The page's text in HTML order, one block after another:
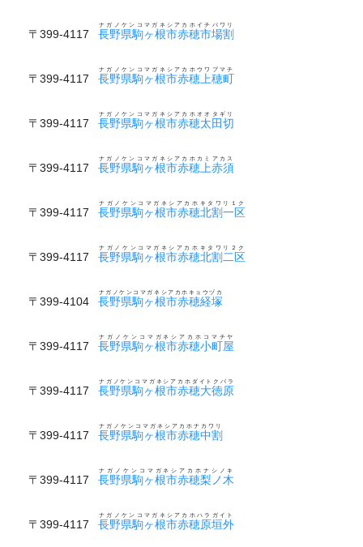
〒399-4117 長野県駒ヶ根市赤穂市場割
ナガノケンコマガネシアカホイチバワリ
〒399-4117 長野県駒ヶ根市赤穂上穂町
ナガノケンコマガネシアカホウワブマチ
〒399-4117 長野県駒ヶ根市赤穂太田切
ナガノケンコマガネシアカホオオタギリ
〒399-4117 長野県駒ヶ根市赤穂上赤須
ナガノケンコマガネシアカホカミアカス
〒399-4117 長野県駒ヶ根市赤穂北割一区
ナガノケンコマガネシアカホキタワリ１ク
〒399-4117 長野県駒ヶ根市赤穂北割二区
ナガノケンコマガネシアカホキタワリ２ク
〒399-4104 長野県駒ヶ根市赤穂経塚
ナガノケンコマガネシアカホキョウヅカ
〒399-4117 長野県駒ヶ根市赤穂小町屋
ナガノケンコマガネシアカホコマチヤ
〒399-4117 長野県駒ヶ根市赤穂大徳原
ナガノケンコマガネシアカホダイトクバラ
〒399-4117 長野県駒ヶ根市赤穂中割
ナガノケンコマガネシアカホナカワリ
〒399-4117 長野県駒ヶ根市赤穂梨ノ木
ナガノケンコマガネシアカホナシノキ
〒399-4117 長野県駒ヶ根市赤穂原垣外
ナガノケンコマガネシアカホハラガイト